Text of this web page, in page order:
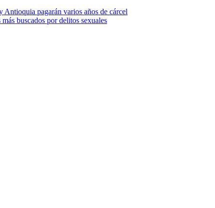
Antioquia pagarán varios años de cárcel
buscados por delitos sexuales